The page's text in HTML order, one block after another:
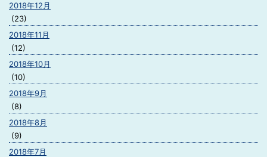
2018年12月
(23)
2018年11月
(12)
2018年10月
(10)
2018年9月
(8)
2018年8月
(9)
2018年7月